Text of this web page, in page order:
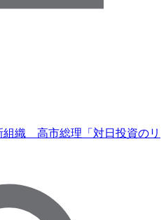
組織 高市総理「対日投資のリ